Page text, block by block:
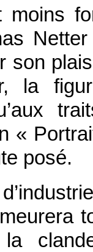
moins
son
la
«
posé.